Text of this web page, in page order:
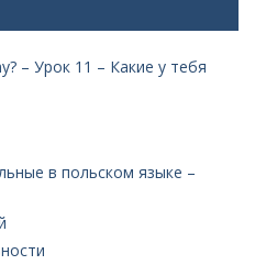
– Урок 11 – Какие у тебя
в польском языке –